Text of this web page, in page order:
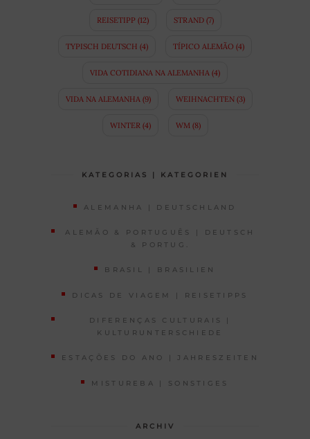
REISETIPP(12) STRAND(7)
TYPISCH DEUTSCH (4) TÍPICO ALEMÃO (4)
VIDA COTIDIANA NA ALEMANHA (4)
VIDA NA ALEMANHA(9) WEIHNACHTEN(3)
WINTER(4) WM(8)
KATEGORIAS | KATEGORIEN
ALEMANHA | DEUTSCHLAND
ALEMÃO & PORTUGUÊS | DEUTSCH
& PORTUG.
BRASIL | BRASILIEN
DICAS DE VIAGEM | REISETIPPS
DIFERENÇAS CULTURAIS |
KULTURUNTERSCHIEDE
ESTAÇÕES DO ANO | JAHRESZEITEN
MISTUREBA | SONSTIGES
ARCHIV